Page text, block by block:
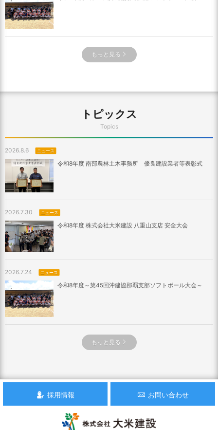
もっと見る
トピックス
Topics
2026.8.6 ニュース
令和8年度 南部農林土木事務所 優良建設業者等表彰式
2026.7.30 ニュース
令和8年度 株式会社大米建設 八重山支店 安全大会
2026.7.24 ニュース
令和8年度～第45回沖建協那覇支部ソフトボール大会～
もっと見る
採用情報 お問い合わせ